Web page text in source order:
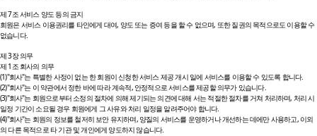
제 7조 서비스 양도 등의 금지
회원은 서비스 이용권리를 타인에게 대여, 양도 또는 증여 등을 할 수 없으며, 또한 질권의 목적으로도 이용할 수
없습니다.
제 3장 의무
제 1조 회사의 의무
(1)"회사"는 특별한 사정이 없는 한 회원이 신청한 서비스 제공 개시 일에 서비스를 이용할 수 있도록 합니다.
(2)"회사"는 이 약관에서 정한 바에 따라 계속적, 안정적으로 서비스를 제공할 의무가 있습니다.
(3)"회사"는 회원으로부터 소정의 절차에 의해 제기되는 의견에 대해 서는 적절한 절차를 거쳐 처리하며, 처리 시
일정 기간이 소요될 경우 회원에게 그 사유와 처리 일정을 알려주어야 합니다.
(4)"회사"는 회원의 정보를 철저히 보안 유지하며, 양질의 서비스를 운영하거나 개선하는 데에만 사용하고, 이외
의 다른 목적으로 타 기관 및 개인에게 양도하지 않습니다.